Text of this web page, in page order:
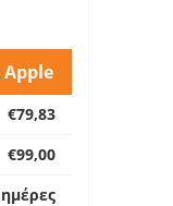
€79,83
€99,00